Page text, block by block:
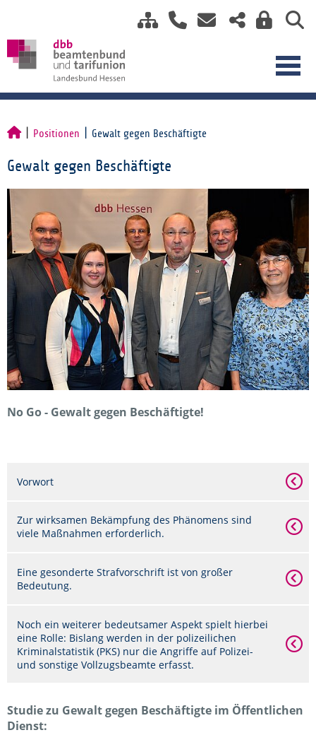
Positionen Gewalt gegen Beschäftigte
Gewalt gegen Beschäftigte
No Go - Gewalt gegen Beschäftigte!
Vorwort
Zur wirksamen Bekämpfung des Phänomens sind
viele Maßnahmen erforderlich.
Eine gesonderte Strafvorschrift ist von großer
Bedeutung.
Noch ein weiterer bedeutsamer Aspekt spielt hierbei
eine Rolle: Bislang werden in der polizeilichen
Kriminalstatistik (PKS) nur die Angriffe auf Polizei-
und sonstige Vollzugsbeamte erfasst.
Studie zu Gewalt gegen Beschäftigte im Öffentlichen
Dienst: